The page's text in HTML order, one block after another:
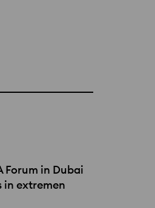
Forum in Dubai
in extremen